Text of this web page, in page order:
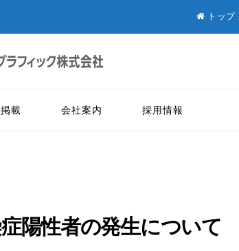
トップ
載 会社案内 採用情報
陽性者の発生について